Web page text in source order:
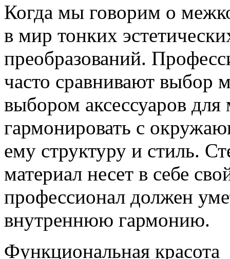
Когда мы говорим о
в мир тонких
преобразований.
часто сравнивают выбор
выбором аксессуаров
гармонировать с
ему структуру и стиль.
материал несет в себе
профессионал должен
внутреннюю гармонию.
Функциональная красота